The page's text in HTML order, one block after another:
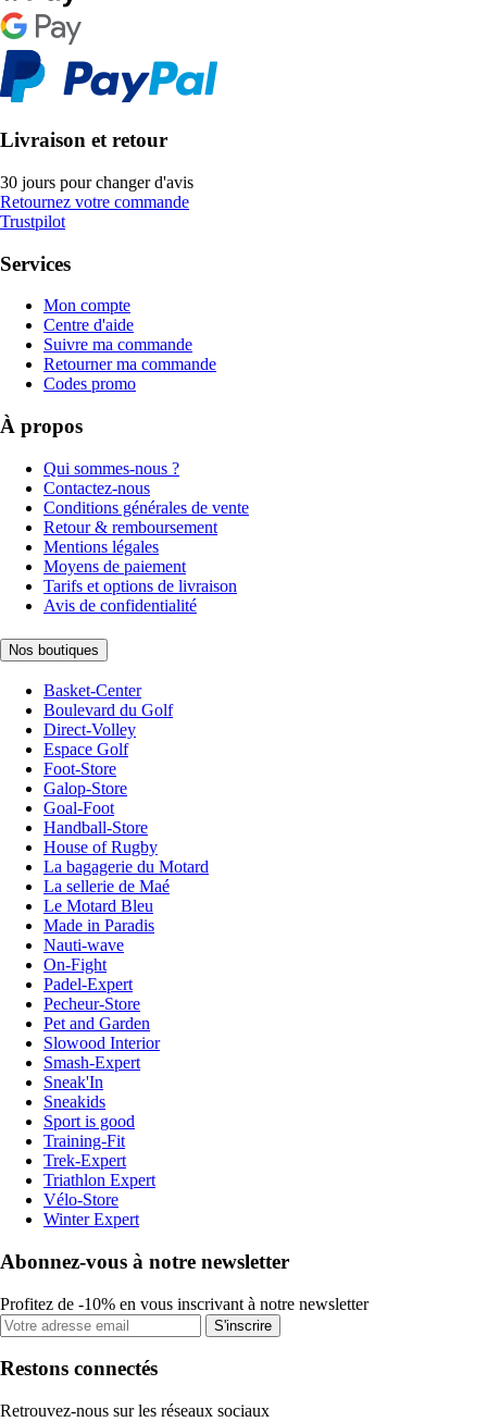
Livraison et retour
30 jours pour changer d'avis
Retournez votre commande
Trustpilot
Services
Mon compte
Centre d'aide
Suivre ma commande
Retourner ma commande
Codes promo
À propos
Qui sommes-nous ?
Contactez-nous
Conditions générales de vente
Retour & remboursement
Mentions légales
Moyens de paiement
Tarifs et options de livraison
Avis de confidentialité
Nos boutiques
Basket-Center
Boulevard du Golf
Direct-Volley
Espace Golf
Foot-Store
Galop-Store
Goal-Foot
Handball-Store
House of Rugby
La bagagerie du Motard
La sellerie de Maé
Le Motard Bleu
Made in Paradis
Nauti-wave
On-Fight
Padel-Expert
Pecheur-Store
Pet and Garden
Slowood Interior
Smash-Expert
Sneak'In
Sneakids
Sport is good
Training-Fit
Trek-Expert
Triathlon Expert
Vélo-Store
Winter Expert
Abonnez-vous à notre newsletter
Profitez de -10% en vous inscrivant à notre newsletter
S'inscrire
Restons connectés
Retrouvez-nous sur les réseaux sociaux